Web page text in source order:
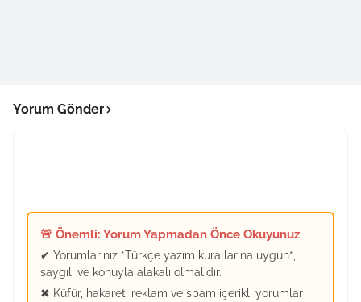
Yorum Gönder
🚨 Önemli: Yorum Yapmadan Önce Okuyunuz
✔ Yorumlarınız *Türkçe yazım kurallarına uygun*,
saygılı ve konuyla alakalı olmalıdır.
✖ Küfür, hakaret, reklam ve spam içerikli yorumlar